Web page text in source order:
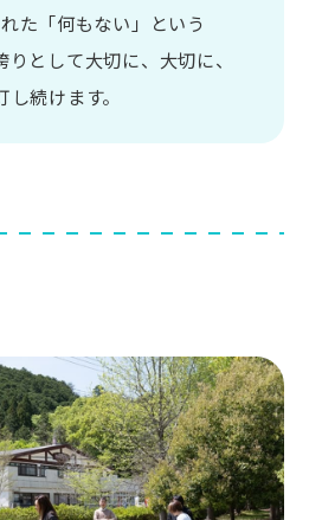
た​「何も​ない」と​いう​
りと​して大切に、​大切に、​
し続けます。​